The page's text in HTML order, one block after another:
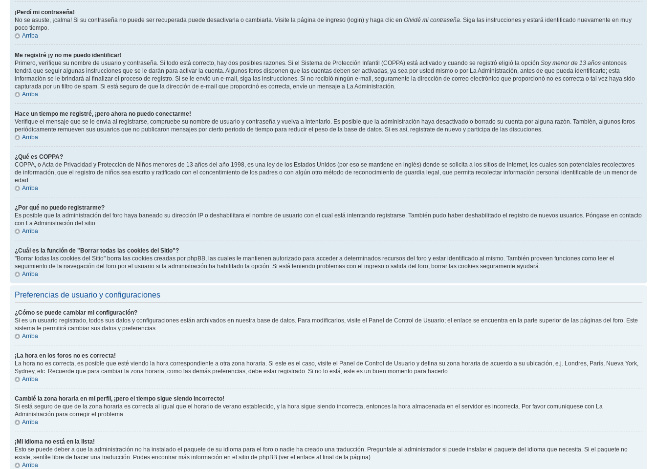
¡Perdí mi contraseña!
No se asuste, ¡calma! Si su contraseña no puede ser recuperada puede desactivarla o cambiarla. Visite la página de ingreso (login) y haga clic en Olvidé mi contraseña . Siga las instrucciones y estará identificado nuevamente en muy
poco tiempo.
Arriba
Me registré ¡y no me puedo identificar!
Primero, verifique su nombre de usuario y contraseña. Si todo está correcto, hay dos posibles razones. Si el Sistema de Protección Infantil (COPPA) está activado y cuando se registró eligió la opción Soy menor de 13 años entonces
tendrá que seguir algunas instrucciones que se le darán para activar la cuenta. Algunos foros disponen que las cuentas deben ser activadas, ya sea por usted mismo o por La Administración, antes de que pueda identificarte; esta
información se le brindará al finalizar el proceso de registro. Si se le envió un e-mail, siga las instrucciones. Si no recibió ningún e-mail, seguramente la dirección de correo electrónico que proporcionó no es correcta o tal vez haya sido
capturada por un filtro de spam. Si está seguro de que la dirección de e-mail que proporcinó es correcta, envíe un mensaje a La Administración.
Arriba
Hace un tiempo me registré, ¡pero ahora no puedo conectarme!
Verifique el mensaje que se le envia al registrarse, compruebe su nombre de usuario y contraseña y vuelva a intentarlo. Es posible que la administración haya desactivado o borrado su cuenta por alguna razón. También, algunos foros
periódicamente remueven sus usuarios que no publicaron mensajes por cierto periodo de tiempo para reducir el peso de la base de datos. Si es así, registrate de nuevo y participa de las discuciones.
Arriba
¿Qué es COPPA?
COPPA, o Acta de Privacidad y Protección de Niños menores de 13 años del año 1998, es una ley de los Estados Unidos (por eso se mantiene en inglés) donde se solicita a los sitios de Internet, los cuales son potenciales recolectores
de información, que el registro de niños sea escrito y ratificado con el concentimiento de los padres o con algún otro método de reconocimiento de guardia legal, que permita recolectar información personal identificable de un menor de
edad.
Arriba
¿Por qué no puedo registrarme?
Es posible que la administración del foro haya baneado su dirección IP o deshabilitara el nombre de usuario con el cual está intentando registrarse. También pudo haber deshabilitado el registro de nuevos usuarios. Póngase en contacto
con La Administración del sitio.
Arriba
¿Cuál es la función de "Borrar todas las cookies del Sitio"?
"Borrar todas las cookies del Sitio" borra las cookies creadas por phpBB, las cuales le mantienen autorizado para acceder a determinados recursos del foro y estar identificado al mismo. También proveen funciones como leer el
seguimiento de la navegación del foro por el usuario si la administración ha habilitado la opción. Si está teniendo problemas con el ingreso o salida del foro, borrar las cookies seguramente ayudará.
Arriba
Preferencias de usuario y configuraciones
¿Cómo se puede cambiar mi configuración?
Si es un usuario registrado, todos sus datos y configuraciones están archivados en nuestra base de datos. Para modificarlos, visite el Panel de Control de Usuario; el enlace se encuentra en la parte superior de las páginas del foro. Este
sistema le permitirá cambiar sus datos y preferencias.
Arriba
¡La hora en los foros no es correcta!
La hora no es correcta, es posible que esté viendo la hora correspondiente a otra zona horaria. Si este es el caso, visite el Panel de Control de Usuario y defina su zona horaria de acuerdo a su ubicación, e.j. Londres, París, Nueva York,
Sydney, etc. Recuerde que para cambiar la zona horaria, como las demás preferencias, debe estar registrado. Si no lo está, este es un buen momento para hacerlo.
Arriba
Cambié la zona horaria en mi perfil, ¡pero el tiempo sigue siendo incorrecto!
Si está seguro de que de la zona horaria es correcta al igual que el horario de verano establecido, y la hora sigue siendo incorrecta, entonces la hora almacenada en el servidor es incorrecta. Por favor comuniquese con La
Administración para corregir el problema.
Arriba
¡Mi idioma no está en la lista!
Esto se puede deber a que la administración no ha instalado el paquete de su idioma para el foro o nadie ha creado una traducción. Preguntale al administrador si puede instalar el paquete del idioma que necesita. Si el paquete no
existe, sentíte libre de hacer una traducción. Podes encontrar más información en el sitio de phpBB (ver el enlace al final de la página).
Arriba